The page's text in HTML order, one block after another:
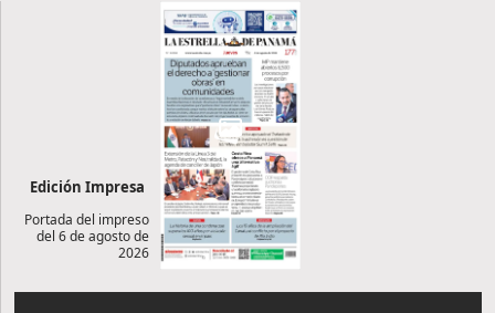
Edición Impresa
Portada del impreso
del 6 de agosto de
2026